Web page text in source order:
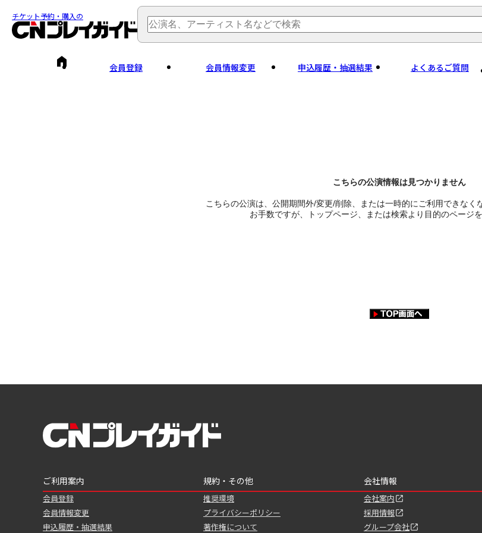
チケット予約・購入の
会員登録 会員情報変更 申込履歴・抽選結果 よくあるご質問
こちらの公演情報は見つかりません
こちらの公演は、公開期間外/変更/削除、または一時的にご利用できなく
お手数ですが、トップページ、または検索より目的のページを
ご利用案内
会員登録
会員情報変更
申込履歴・抽選結果
規約・その他
推奨環境
プライバシーポリシー
著作権について
会社情報
会社案内
採用情報
グループ会社